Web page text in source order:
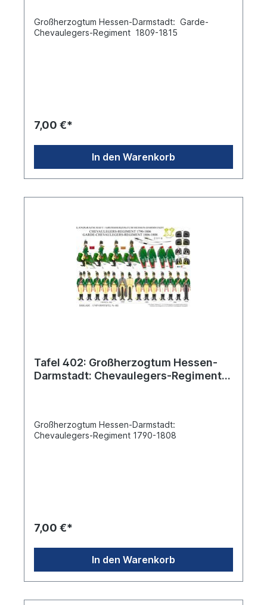
Großherzogtum Hessen-Darmstadt: Garde-
Chevaulegers-Regiment 1809-1815
7,00 €*
In den Warenkorb
Tafel 402: Großherzogtum Hessen-
Darmstadt: Chevaulegers-Regiment
Großherzogtum Hessen-Darmstadt:
Chevaulegers-Regiment 1790-1808
7,00 €*
In den Warenkorb